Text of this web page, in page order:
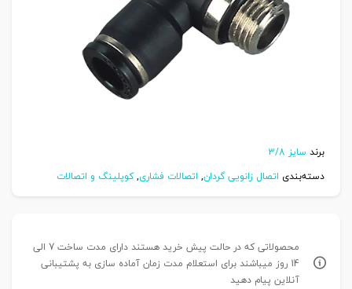
برند سایز 3/8
دسته‌بندی اتصال زانویی گردان, اتصالات فشاری,کوپلینگ و اتصالات
محصولاتی که در حالت پیش خرید هستند دارای مدت ساخت 7 الی
14 روز میباشند برای استعلام مدت زمان آماده سازی به پشتیبانی
آنلاین پیام دهید